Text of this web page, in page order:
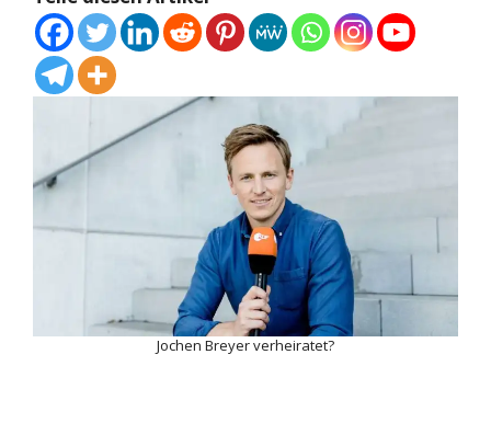
Jochen Breyer verheiratet?